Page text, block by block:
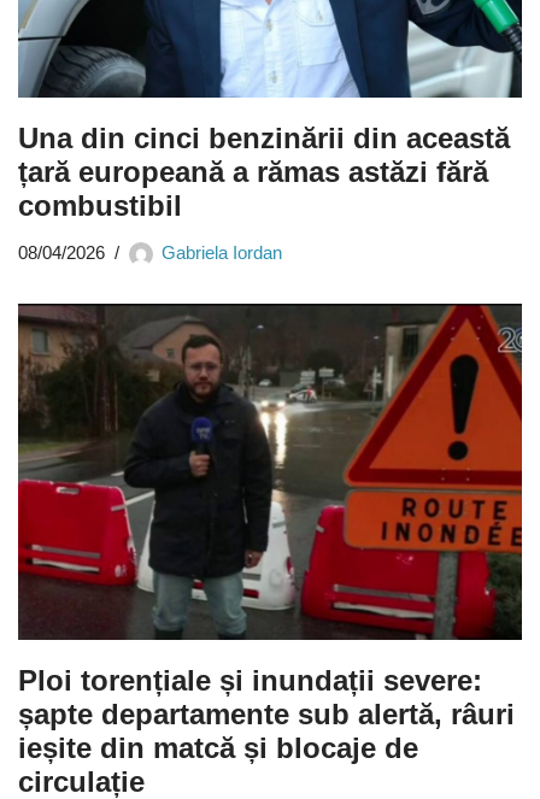
Una din cinci benzinării din această
țară europeană a rămas astăzi fără
combustibil
08/04/2026 Gabriela Iordan
Ploi torențiale și inundații severe:
șapte departamente sub alertă, râuri
ieșite din matcă și blocaje de
circulație